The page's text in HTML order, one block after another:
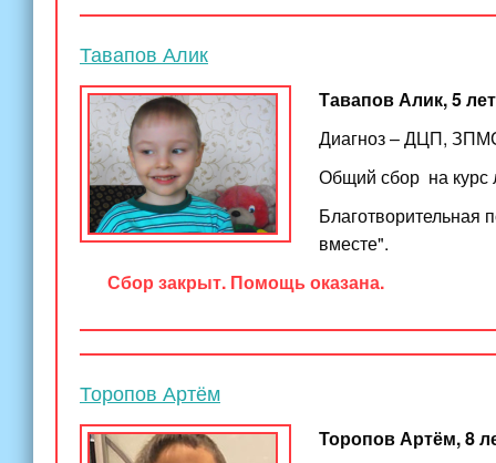
Тавапов Алик
Тавапов Алик, 5
Диагноз – ДЦП,
Общий сбор на курс
вместе".
Сбор закрыт. Помощь оказана.
Торопов Артём
Торопов Артём, 8